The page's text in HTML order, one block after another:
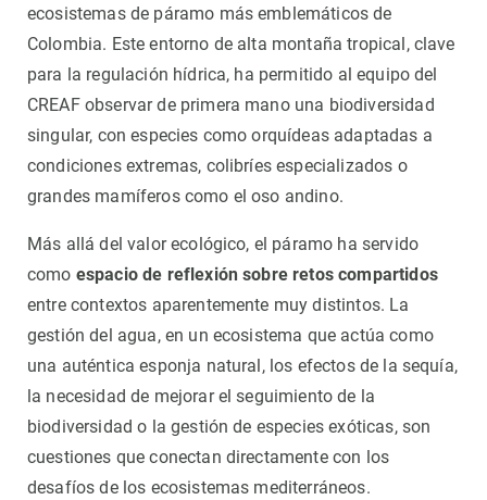
ecosistemas de páramo más emblemáticos de
Colombia. Este entorno de alta montaña tropical, clave
para la regulación hídrica, ha permitido al equipo del
CREAF observar de primera mano una biodiversidad
singular, con especies como orquídeas adaptadas a
condiciones extremas, colibríes especializados o
grandes mamíferos como el oso andino.
Más allá del valor ecológico, el páramo ha servido
como espacio de reflexión sobre retos compartidos
entre contextos aparentemente muy distintos. La
gestión del agua, en un ecosistema que actúa como
una auténtica esponja natural, los efectos de la sequía,
la necesidad de mejorar el seguimiento de la
biodiversidad o la gestión de especies exóticas, son
cuestiones que conectan directamente con los
desafíos de los ecosistemas mediterráneos.